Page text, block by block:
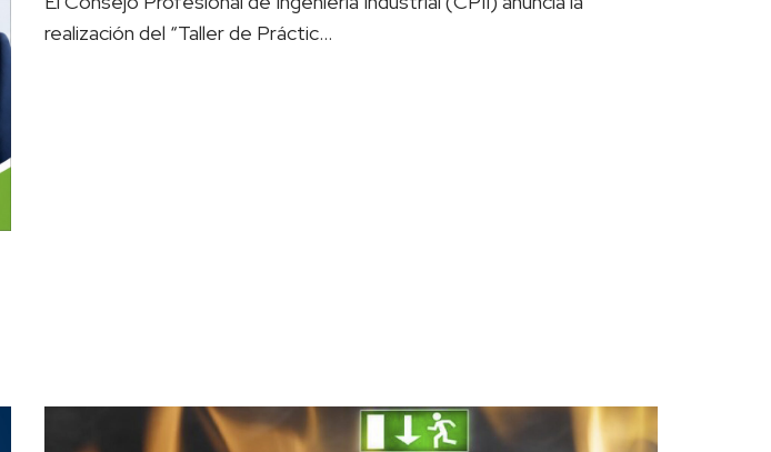
realización del “Taller de Práctic…